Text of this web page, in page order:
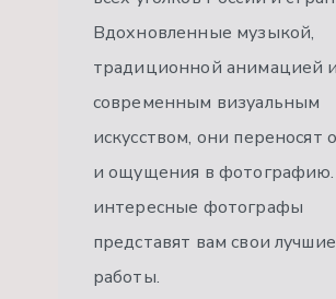
Вдохновленные музыкой,
традиционной анимацией и
современным визуальным
искусством, они переносят
и ощущения в
интересные фотографы
представят вам свои лучшие
работы.